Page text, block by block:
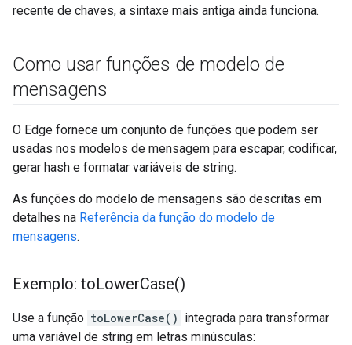
recente de chaves, a sintaxe mais antiga ainda funciona.
Como usar funções de modelo de
mensagens
O Edge fornece um conjunto de funções que podem ser
usadas nos modelos de mensagem para escapar, codificar,
gerar hash e formatar variáveis de string.
As funções do modelo de mensagens são descritas em
detalhes na Referência da função do modelo de
mensagens.
Exemplo: toLowerCase()
Use a função toLowerCase() integrada para transformar
uma variável de string em letras minúsculas: